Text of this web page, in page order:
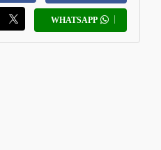
WHATSAPP